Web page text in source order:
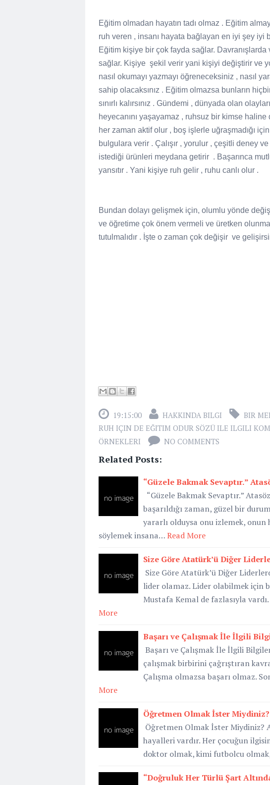
Eğitim olmadan hayatın tadı olmaz . Eğitim
ruh veren , insanı hayata bağlayan en iyi şey iyi
Eğitim kişiye bir çok fayda sağlar.
sağlar. Kişiye şekil verir yani kişiyi değiştirir ve
nasıl okumayı yazmayı öğreneceksiniz , nasıl
sahip olacaksınız . Eğitim olmazsa bunların
sınırlı kalırsınız . Gündemi , dünyada olan
heyecanını yaşayamaz , ruhsuz bir kimse
her zaman aktif olur , boş işlerle uğraşmadığı
bulgulara verir . Çalışır , yorulur , çeşitli deney
istediği ürünleri meydana getirir . Başarınca
yansıtır . Yani kişiye ruh gelir , ruhu canlı olur .
Bundan dolayı gelişmek için, olumlu yönde
ve öğretime çok önem vermeli ve üretken
tutulmalıdır . İşte o zaman çok değişir ve
19:15:00 HAKKINDA BILGI
BIR
RUH IÇIN DE EĞITIM ODUR SÖZÜ ILE ILGILI
ÖRNEKLERI
NO COMMENTS
Related Posts:
“Güzele Bakmak Sevaptır.”
“Güzele Bakmak Sevaptır.”
başarıldığı zaman, güzel bir
yararlı olduysa onu izlemek, onun
söylemek insana…Read More
Size Göre Atatürk’ü Diğer
Size Göre Atatürk’ü Diğer
lider olamaz. Lider olabilmek için
Mustafa Kemal de fazlasıyla
More
Başarı ve Çalışmak İle İlgili
Başarı ve Çalışmak İle İlgili
çalışmak birbirini çağrıştıran
Çalışma olmazsa başarı olmaz.
More
Öğretmen Olmak İster Miydiniz?
Öğretmen Olmak İster Miydiniz?
hayalleri vardır. Her çocuğun
doktor olmak, kimi futbolcu
“Doğruluk Her Türlü Şart